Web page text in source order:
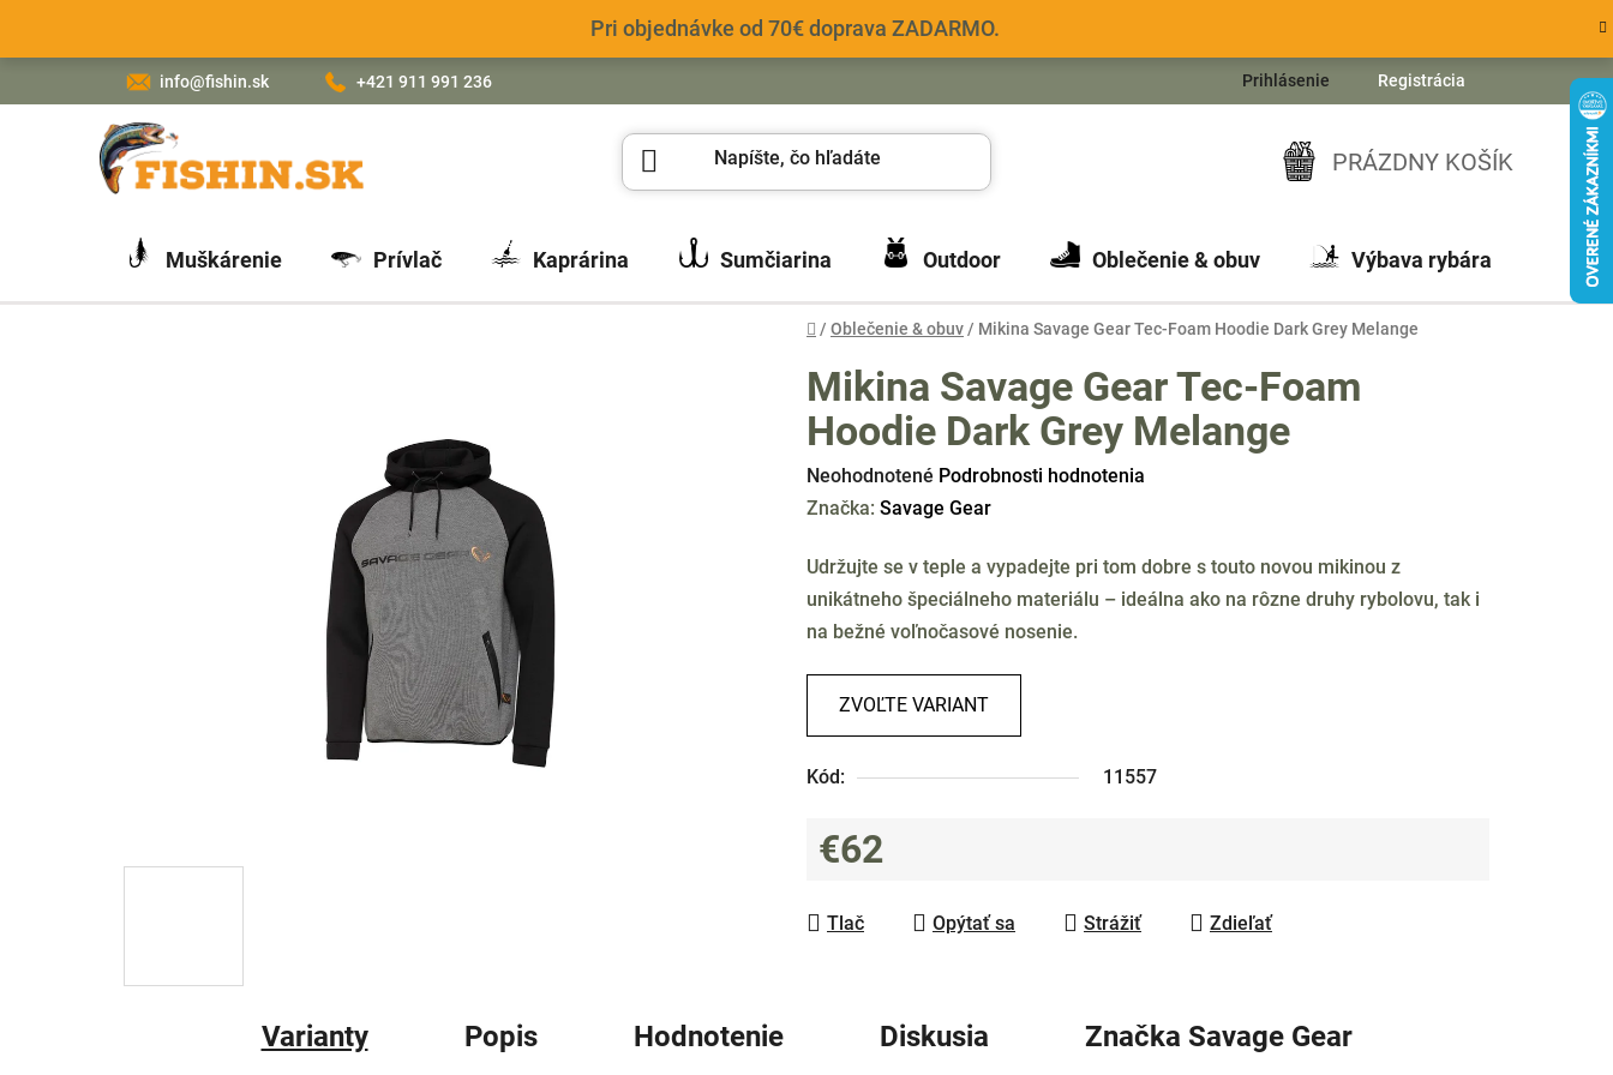
obsah
Pri objednávke od 70€ doprava ZADARMO.
info@fishin.sk +421 911 991 236 Prihlásenie Registrácia
NÁKUPNÝ
KOŠÍK
PRÁZDNY KOŠÍK
Muškárenie Prívlač Kaprárina Sumčiarina Outdoor Oblečenie & obuv Výbava rybára
Domov
/ Oblečenie & obuv / Mikina Savage Gear Tec-Foam Hoodie Dark Grey Melange
Mikina Savage Gear Tec-Foam
Hoodie Dark Grey Melange
Priemerné
hodnotenie
je
0,0
z
hviezdičiek.
Neohodnotené Podrobnosti hodnotenia
Značka: Savage Gear
Udržujte se v teple a vypadejte pri tom dobre s touto novou mikinou z
unikátneho špeciálneho materiálu – ideálna ako na rôzne druhy rybolovu, tak i
na bežné voľnočasové nosenie.
ZVOĽTE VARIANT
Kód: 11557
€62
Tlač
Opýtať sa Strážiť Zdieľať
Varianty Popis Hodnotenie Diskusia Značka Savage Gear